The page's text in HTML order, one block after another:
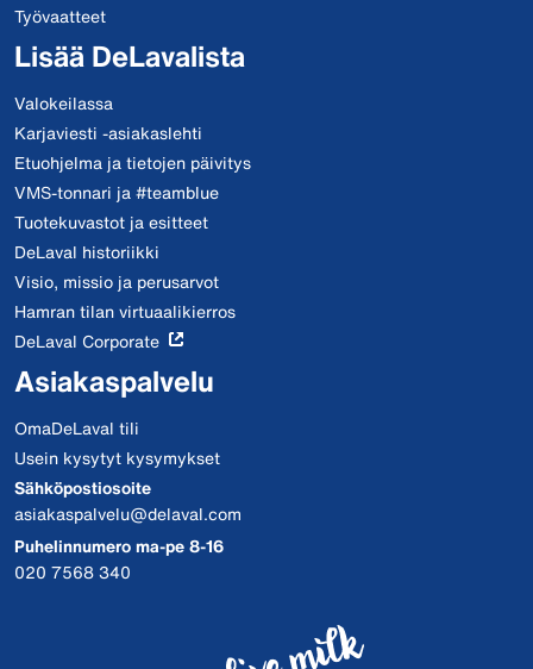
Työvaatteet
Lisää DeLavalista
Valokeilassa
Karjaviesti -asiakaslehti
Etuohjelma ja tietojen päivitys
VMS-tonnari ja #teamblue
Tuotekuvastot ja esitteet
DeLaval historiikki
Visio, missio ja perusarvot
Hamran tilan virtuaalikierros
DeLaval Corporate
Asiakaspalvelu
OmaDeLaval tili
Usein kysytyt kysymykset
Sähköpostiosoite
asiakaspalvelu@delaval.com
Puhelinnumero ma-pe 8-16
020 7568 340